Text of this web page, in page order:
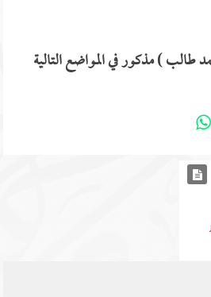
طالب ) مذكور في المواضع التالية